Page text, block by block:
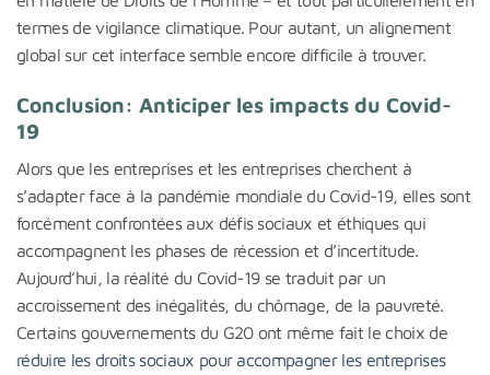
termes de vigilance climatique. Pour autant, un alignement
global sur cet interface semble encore difficile à trouver.
Conclusion: Anticiper les impacts du Covid-
19
Alors que les entreprises et les entreprises cherchent à
s’adapter face à la pandémie mondiale du Covid-19, elles sont
forcément confrontées aux défis sociaux et éthiques qui
accompagnent les phases de récession et d’incertitude.
Aujourd’hui, la réalité du Covid-19 se traduit par un
accroissement des inégalités, du chômage, de la pauvreté.
Certains gouvernements du G20 ont même fait le choix de
réduire les droits sociaux pour accompagner les entreprises